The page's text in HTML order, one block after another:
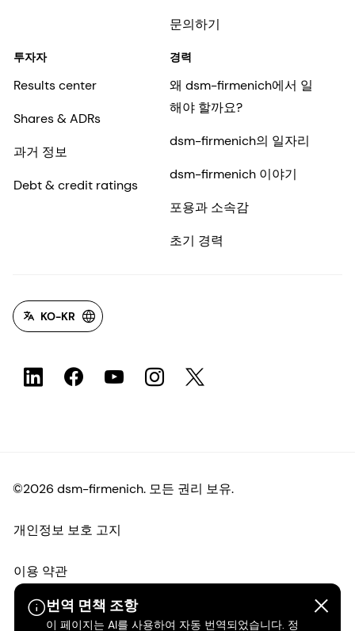
번역 면책 조항
이 페이지는 AI를 사용하여 자동 번역되었습니다. 정
문의하기
투자자
Results center
Shares & ADRs
과거 정보
Debt & credit ratings
경력
왜 dsm-firmenich에서 일
해야 할까요?
dsm-firmenich의 일자리
dsm-firmenich 이야기
포용과 소속감
초기 경력
KO-KR
©2026 dsm-firmenich. 모든 권리 보유.
개인정보 보호 고지
이용 약관
약관